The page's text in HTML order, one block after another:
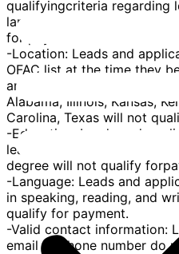
qualifyingcriteria regarding
language, and
for payment.
-Location: Leads and
OFAC list at the time they
and those looking to
Alabama, Illinois, Kansas,
Carolina, Texas will not
-Education: Leads and
least the equivalent of a 4-
degree will not qualify
-Language: Leads and
in speaking, reading, and
qualify for payment.
-Valid contact information:
email or phone number do